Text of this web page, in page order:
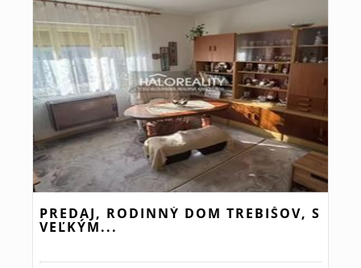
PREDAJ, RODINNÝ DOM TREBIŠOV, S
VEĽKÝM...